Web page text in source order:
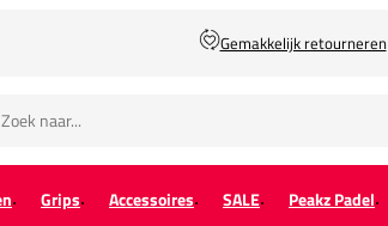
Gemakkelijk retourneren
Grips Accessoires SALE Peakz Padel